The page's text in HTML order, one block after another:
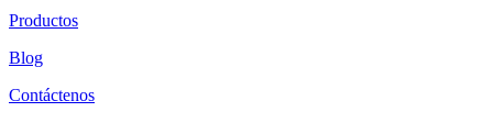
Productos
Blog
Contáctenos